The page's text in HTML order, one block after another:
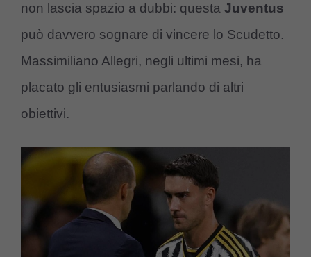
non lascia spazio a dubbi: questa Juventus
può davvero sognare di vincere lo Scudetto.
Massimiliano Allegri, negli ultimi mesi, ha
placato gli entusiasmi parlando di altri
obiettivi.